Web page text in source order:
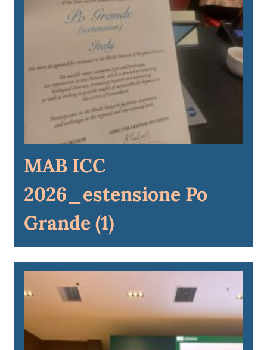
MAB ICC
2026_estensione Po
Grande (1)